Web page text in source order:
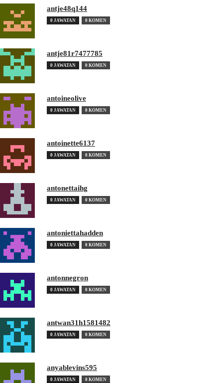
antje48q144
0 JAWATAN 0 KOMEN
antje81r7477785
0 JAWATAN 0 KOMEN
antoineolive
0 JAWATAN 0 KOMEN
antoinette6137
0 JAWATAN 0 KOMEN
antonettaihg
0 JAWATAN 0 KOMEN
antoniettahadden
0 JAWATAN 0 KOMEN
antonnegron
0 JAWATAN 0 KOMEN
antwan31h1581482
0 JAWATAN 0 KOMEN
anyablevins595
0 JAWATAN 0 KOMEN